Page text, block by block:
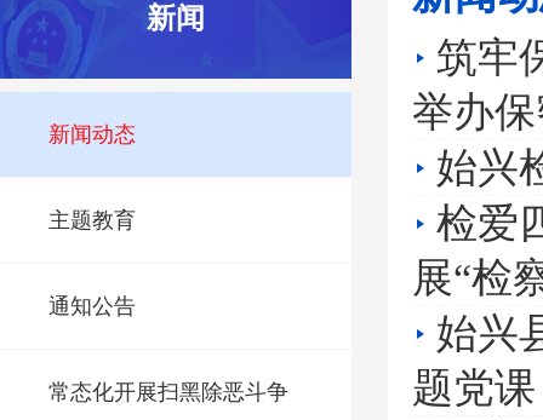
新闻
新闻动态
主题教育
通知公告
常态化开展扫黑除恶斗争
筑牢
举办
始兴
检爱
展“检
始兴
题党